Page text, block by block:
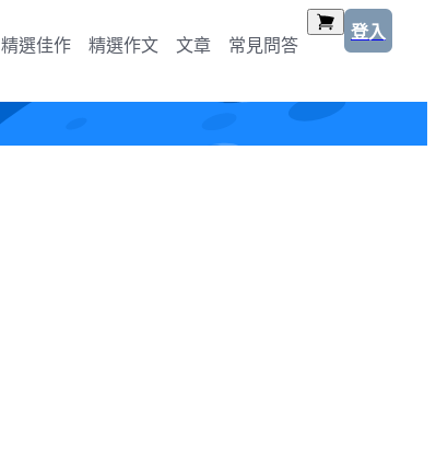
精選佳作 精選作文 文章 常見問答
登入